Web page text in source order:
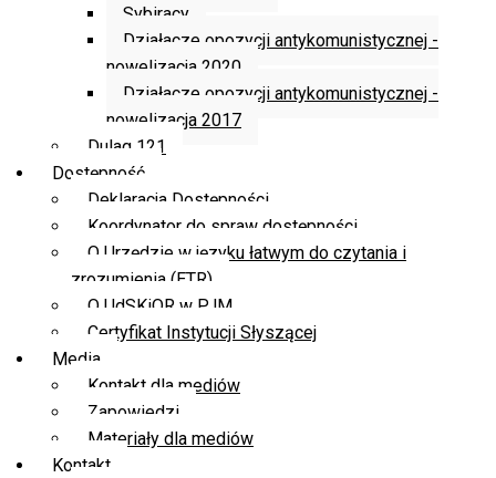
Sybiracy
Działacze opozycji antykomunistycznej -
nowelizacja 2020
Działacze opozycji antykomunistycznej -
nowelizacja 2017
Dulag 121
Dostępność
Deklaracja Dostępności
Koordynator do spraw dostępności
O Urzędzie w języku łatwym do czytania i
zrozumienia (ETR)
O UdSKiOR w PJM
Certyfikat Instytucji Słyszącej
Media
Kontakt dla mediów
Zapowiedzi
Materiały dla mediów
Kontakt